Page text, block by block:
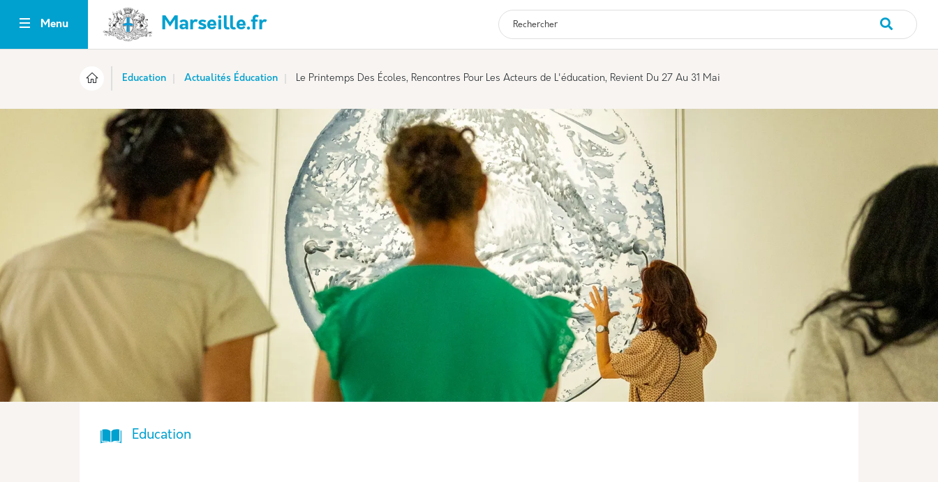
Marseille.fr Navigation principale
Menu
Education Actualités Éducation Le Printemps Des Écoles, Rencontres Pour Les Acteurs de L'éducation, Revient Du 27 Au 31 Mai
Catégorie principale
Icone
Nom Education
Panneau de gestion des cookies